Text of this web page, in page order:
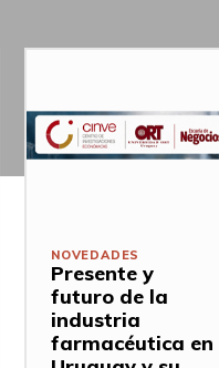
NOVEDADES
Presente y
futuro de la
industria
farmacéutica en